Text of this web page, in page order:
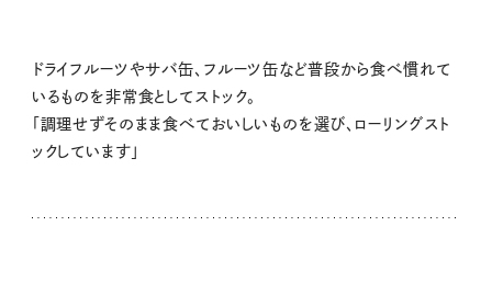
ドライフルーツやサバ缶、フルーツ缶など普段から食べ慣れて
いるものを非常食としてストック。
「調理せずそのまま食べておいしいものを選び、ローリングスト
ックしています」